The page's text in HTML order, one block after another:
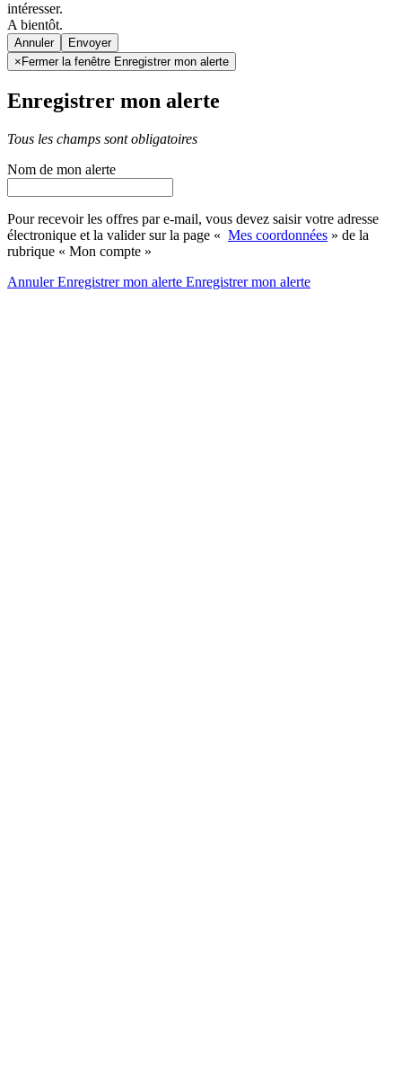
intéresser.
A bientôt.
Annuler
× Fermer la fenêtre Enregistrer mon alerte
Enregistrer mon alerte
Tous les champs sont obligatoires
Nom de mon alerte
Pour recevoir les offres par e-mail, vous devez saisir votre adresse
électronique et la valider sur la page « Mes coordonnées » de la
rubrique « Mon compte »
AnnulerEnregistrer mon alerte Enregistrermon alerte